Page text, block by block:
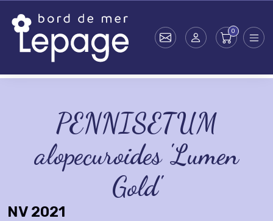
PENNISETUM
alopecuroides 'Lumen
Gold'
NV 2021